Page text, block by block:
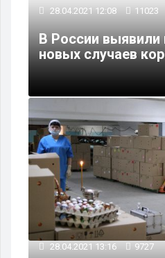
28.04.2021 12:08 11023
В России выявили
новых случаев
28.04.2021 13:16 9727